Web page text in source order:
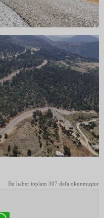
Bu haber toplam 307 defa okunmuştur